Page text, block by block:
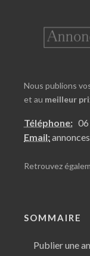
Nous publions
et au meilleur
Téléphone: 06
Email:
Retrouvez
SOMMAIRE
Publier une